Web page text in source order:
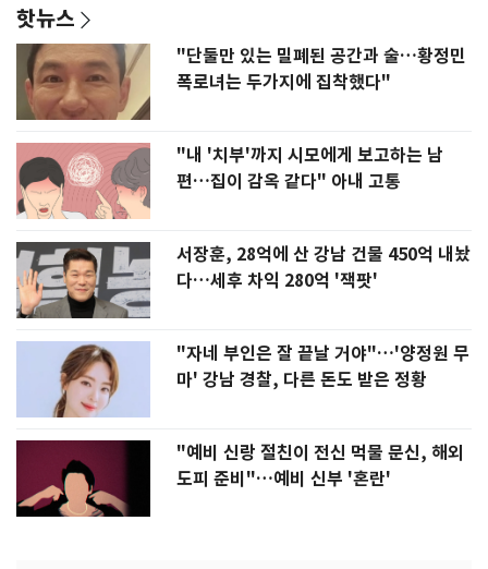
핫뉴스
"단둘만 있는 밀폐된 공간과 술…황정민
폭로녀는 두가지에 집착했다"
"내 '치부'까지 시모에게 보고하는 남
편…집이 감옥 같다" 아내 고통
서장훈, 28억에 산 강남 건물 450억 내놨
다…세후 차익 280억 '잭팟'
"자네 부인은 잘 끝날 거야"…'양정원 무
마' 강남 경찰, 다른 돈도 받은 정황
"예비 신랑 절친이 전신 먹물 문신, 해외
도피 준비"…예비 신부 '혼란'